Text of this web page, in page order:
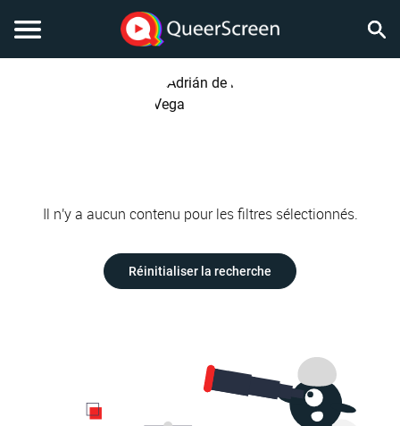
Il n'y a aucun contenu pour les filtres sélectionnés.
Réinitialiser la recherche